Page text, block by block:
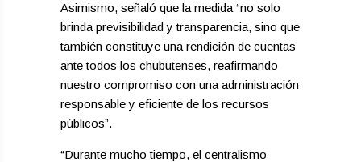
Asimismo, señaló que la medida “no solo
brinda previsibilidad y transparencia, sino que
también constituye una rendición de cuentas
ante todos los chubutenses, reafirmando
nuestro compromiso con una administración
responsable y eficiente de los recursos
públicos”.
“Durante mucho tiempo, el centralismo